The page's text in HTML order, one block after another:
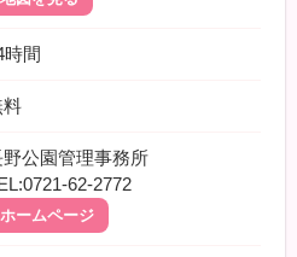
時間
料
野公園管理事務所
62-2772
ホームページ